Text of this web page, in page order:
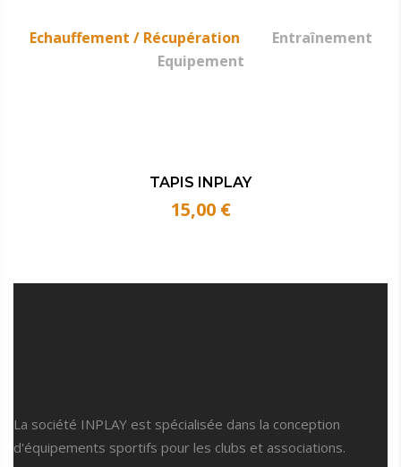
Echauffement / Récupération
Entraînement
Equipement
TAPIS INPLAY
15,00 €
La société INPLAY est spécialisée dans la conception
d'équipements sportifs pour les clubs et associations.